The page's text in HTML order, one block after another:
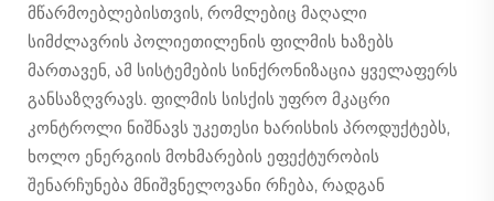
მწარმოებლებისთვის, რომლებიც მაღალი
სიმძლავრის პოლიეთილენის ფილმის ხაზებს
მართავენ, ამ სისტემების სინქრონიზაცია ყველაფერს
განსაზღვრავს. ფილმის სისქის უფრო მკაცრი
კონტროლი ნიშნავს უკეთესი ხარისხის პროდუქტებს,
ხოლო ენერგიის მოხმარების ეფექტურობის
შენარჩუნება მნიშვნელოვანი რჩება, რადგან